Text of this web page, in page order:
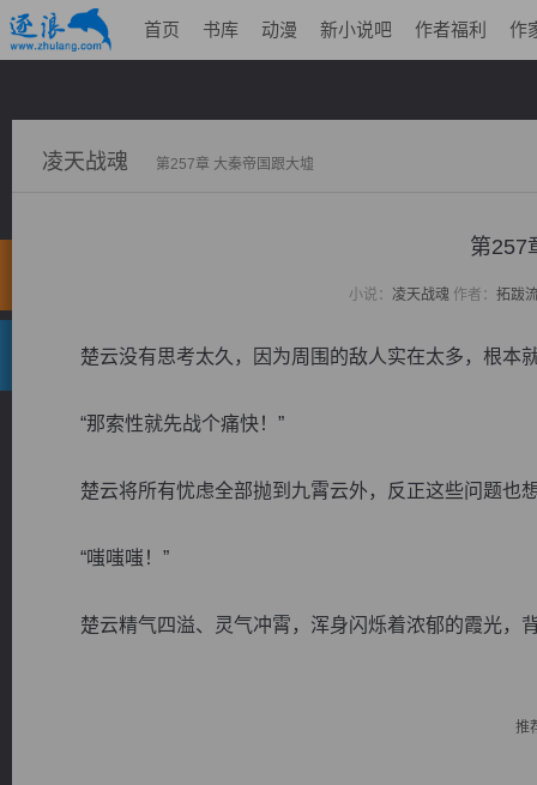
首页 书库 动漫 新小说吧 作者福利 作
凌天战魂 第257章 大秦帝国跟大墟
第257
小说： 凌天战魂作者： 拓跋
楚云没有思考太久，因为周围的敌人实在太多，根本
“那索性就先战个痛快！”
楚云将所有忧虑全部抛到九霄云外，反正这些问题也
“嗤嗤嗤！”
楚云精气四溢、灵气冲霄，浑身闪烁着浓郁的霞光，
推